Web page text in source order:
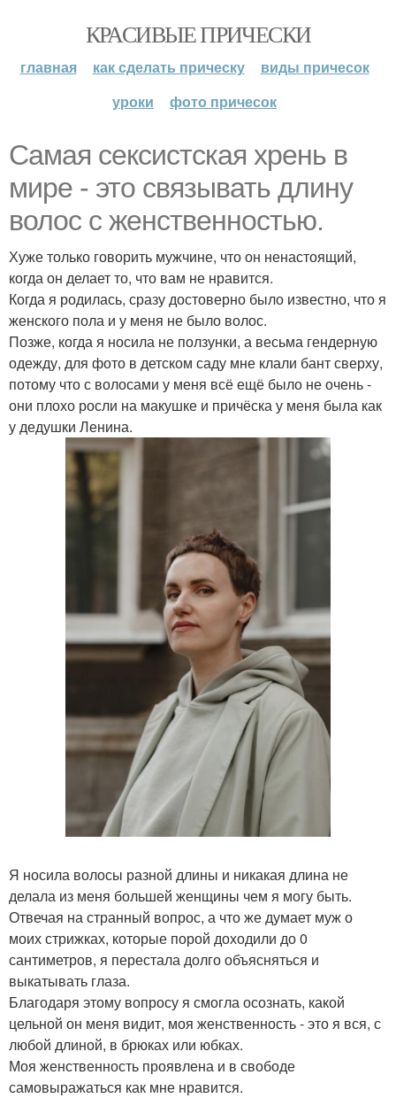
КРАСИВЫЕ ПРИЧЕСКИ
главная как сделать прическу
виды причесок
уроки
фото причесок
Самая сексистская хрень в
мире - это связывать длину
волос с женственностью.
Хуже только говорить мужчине, что он ненастоящий,
когда он делает то, что вам не нравится.
Когда я родилась, сразу достоверно было известно, что я
женского пола и у меня не было волос.
Позже, когда я носила не ползунки, а весьма гендерную
одежду, для фото в детском саду мне клали бант сверху,
потому что с волосами у меня всё ещё было не очень -
они плохо росли на макушке и причёска у меня была как
у дедушки Ленина.
Я носила волосы разной длины и никакая длина не
делала из меня большей женщины чем я могу быть.
Отвечая на странный вопрос, а что же думает муж о
моих стрижках, которые порой доходили до 0
сантиметров, я перестала долго объясняться и
выкатывать глаза.
Благодаря этому вопросу я смогла осознать, какой
цельной он меня видит, моя женственность - это я вся, с
любой длиной, в брюках или юбках.
Моя женственность проявлена и в свободе
самовыражаться как мне нравится.